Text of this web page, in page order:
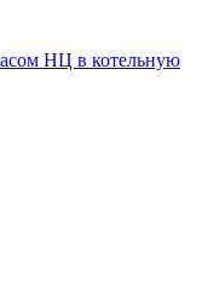
НЦ в котельную